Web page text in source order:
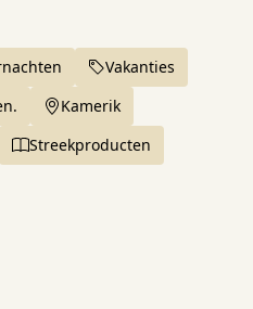
Vakanties
Kamerik
Streekproducten